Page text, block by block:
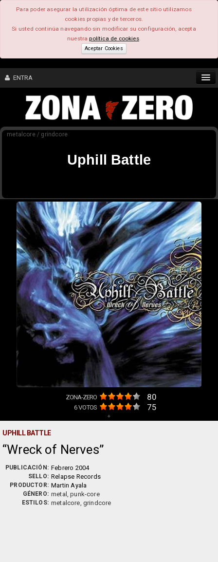
Para poder asegurar la utilización óptima de este sitio utilizamos
cookies propias y de terceros.
Si usted continúa navegando sin modificar su configuración, acepta
nuestrapolítica de cookies.
Aceptar Cookies
ENTRA
CONTENIDO
COMUNIDAD
metalcore / grindcore
Uphill Battle
ZONA-ZERO 80
6VOTOS 75
+
UPHILL BATTLE
Wreck of Nerves
PUBLICACIÓN: Febrero 2004
SELLO: Relapse Records
PRODUCTOR: Martin Ayala
GÉNERO: metal, punk-core
ESTILOS: metalcore, grindcore